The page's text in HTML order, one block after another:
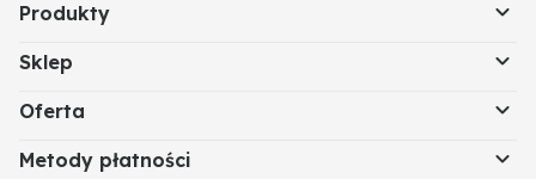
Produkty
Sklep
Oferta
Metody płatności